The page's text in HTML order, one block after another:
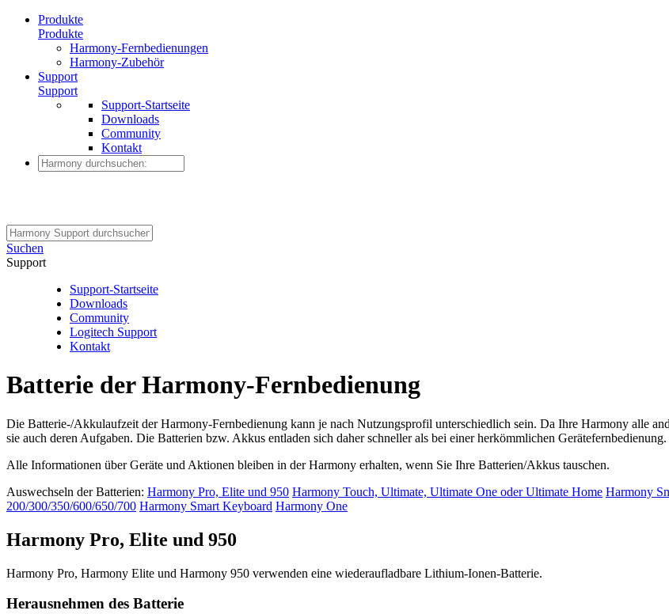
Produkte
Produkte
Harmony-Fernbedienungen
Harmony-Zubehör
Support
Support
Support-Startseite
Downloads
Community
Kontakt
Suchen
Support
Support-Startseite
Downloads
Community
Logitech Support
Kontakt
Batterie der Harmony-Fernbedienung
Die Batterie-/Akkulaufzeit der Harmony-Fernbedienung kann je nach Nutzungsprofil unterschiedlich sein. Da Ihre Harmony alle
sie auch deren Aufgaben. Die Batterien bzw. Akkus entladen sich daher schneller als bei einer herkömmlichen Gerätefernbedienung.
Alle Informationen über Geräte und Aktionen bleiben in der Harmony erhalten, wenn Sie Ihre Batterien/Akkus tauschen.
Auswechseln der Batterien: Harmony Pro, Elite und 950 Harmony Touch, Ultimate, Ultimate One oder Ultimate Home Harmony
200/300/350/600/650/700 Harmony Smart Keyboard Harmony One
Harmony Pro, Elite und 950
Harmony Pro, Harmony Elite und Harmony 950 verwenden eine wiederaufladbare Lithium-Ionen-Batterie.
Herausnehmen des Batterie